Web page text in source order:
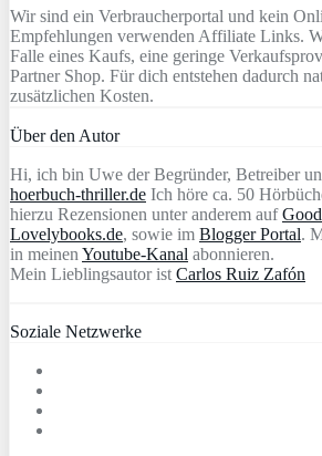
Wir sind ein Verbraucherportal und kein
Empfehlungen verwenden Affiliate Links.
Falle eines Kaufs, eine geringe
Partner Shop. Für dich entstehen dadurch
zusätzlichen Kosten.
Über den Autor
Hi, ich bin Uwe der Begründer, Betreiber
hoerbuch-thriller.de Ich höre ca. 50
hierzu Rezensionen unter anderem auf
Lovelybooks.de, sowie im Blogger Portal.
in meinen Youtube-Kanal abonnieren.
Mein Lieblingsautor ist Carlos Ruiz Zafón
Soziale Netzwerke